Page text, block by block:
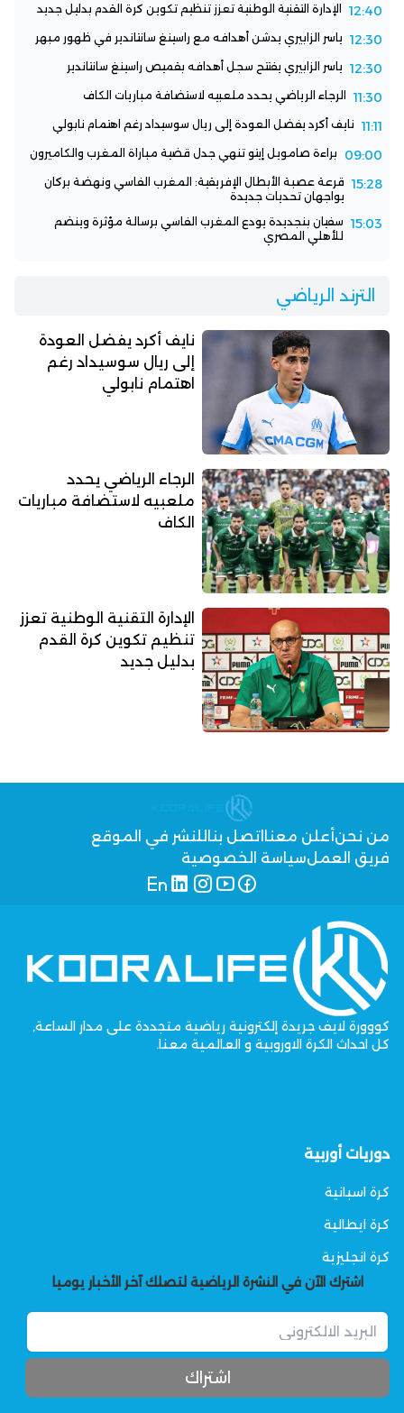
12:40 الإدارة التقنية الوطنية تعزز تنظيم تكوين كرة القدم بدليل جديد
12:30 ياسر الزابيري يدشن أهدافه مع راسينغ سانتاندير في ظهور مبهر
12:30 ياسر الزابيري يفتتح سجل أهدافه بقميص راسينغ سانتاندير
11:30 الرجاء الرياضي يحدد ملعبيه لاستضافة مباريات الكاف
11:11 نايف أكرد يفضل العودة إلى ريال سوسيداد رغم اهتمام نابولي
09:00 براءة صامويل إيتو تنهي جدل قضية مباراة المغرب والكاميرون
15:28 قرعة عصبة الأبطال الإفريقية: المغرب الفاسي ونهضة بركان
يواجهان تحديات جديدة
15:03 سفيان بنجديدة يودع المغرب الفاسي برسالة مؤثرة وينضم
للأهلي المصري
الترند الرياضي
نايف أكرد يفضل العودة
إلى ريال سوسيداد رغم
اهتمام نابولي
الرجاء الرياضي يحدد
ملعبيه لاستضافة مباريات
الكاف
الإدارة التقنية الوطنية تعزز
تنظيم تكوين كرة القدم
بدليل جديد
من نحنأعلن معنا اتصل بنا للنشر في الموقع
فريق العملسياسة الخصوصية
كووورة لايف جريدة إلكترونية رياضية متجددة على مدار الساعة,
كل احداث الكرة الاوروبية و العالمية معنا.
دوريات أوربية
كرة اسبانية
كرة ايطالية
كرة انجليزية
اشترك الآن في النشرة الرياضية لتصلك آخر الأخبار يوميا